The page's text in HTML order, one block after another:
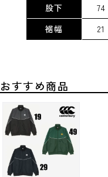
股下
74
裾幅
21
おすすめ商品